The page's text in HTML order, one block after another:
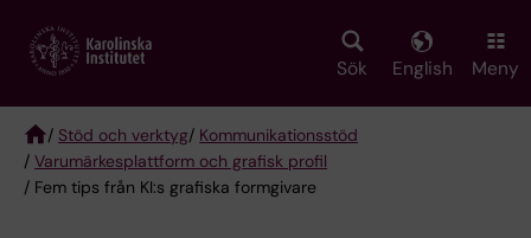
main
Sök English Meny
Breadcrumb
/ Stöd och verktyg/ Kommunikationsstöd
/ Varumärkesplattform och grafisk profil
/ Fem tips från KI:s grafiska formgivare